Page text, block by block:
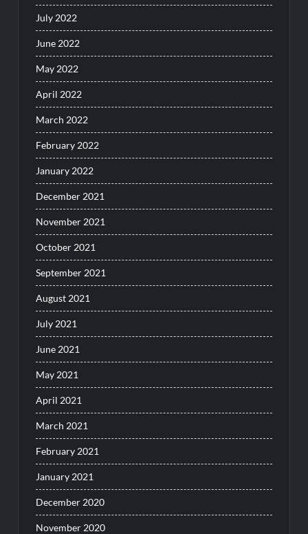
July 2022
June 2022
May 2022
April 2022
March 2022
February 2022
January 2022
December 2021
November 2021
October 2021
September 2021
August 2021
July 2021
June 2021
May 2021
April 2021
March 2021
February 2021
January 2021
December 2020
November 2020